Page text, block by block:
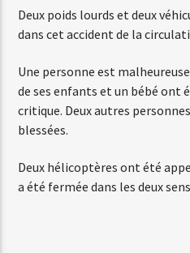
Web-Radio-
Web-Radio-Latino
Deux poids lourds et deux
dans cet accident de la
Une personne est
de ses enfants et un bébé ont
critique. Deux autres
blessées.
Deux hélicoptères ont été
a été fermée dans les deux